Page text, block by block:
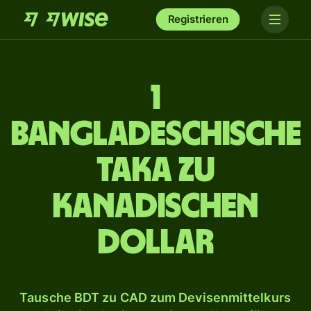
Registrieren
1
bangladeschische
Taka zu
kanadischen
Dollar
Tausche BDT zu CAD zum Devisenmittelkurs